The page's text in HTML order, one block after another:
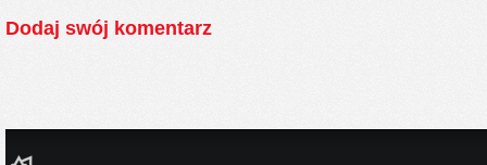
Dodaj swój komentarz